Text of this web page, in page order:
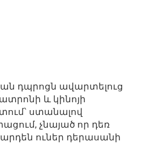
դպրոցն ավարտելուց
և կինոյի
ստանալով
չնայած որ դեռ
ուներ դերասանի